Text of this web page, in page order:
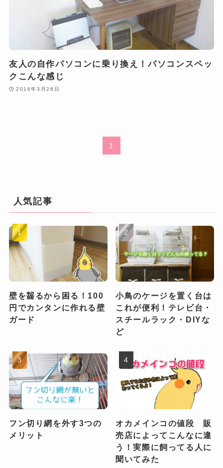
友人の自作パソコンに乗り換え！パソコンスペッ
クこんな感じ
2016年3月26日
1
人気記事
壁を齧るから困る！100
円でカンタンに作れる壁
ガード
小鳥のケージを置く台は
これが便利！テレビ台・
スチールラック・DIYな
ど
フン切り網を外す3つの
メリット
オカメインコの値段 販
売店によってこんなに違
う！実際に飼ってる人に
聞いてみた